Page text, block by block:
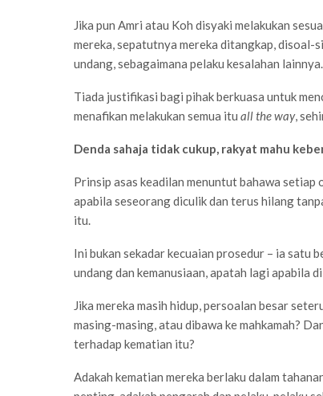
Jika pun Amri atau Koh disyaki melakukan
mereka, sepatutnya mereka ditangkap, disoal-
undang, sebagaimana pelaku kesalahan lainnya.
Tiada justifikasi bagi pihak berkuasa untuk
menafikan melakukan semua itu all the way,
Denda sahaja tidak cukup, rakyat mahu
Prinsip asas keadilan menuntut bahawa
apabila seseorang diculik dan terus hilang
itu.
Ini bukan sekadar kecuaian prosedur – ia satu
undang dan kemanusiaan, apatah lagi apabila
Jika mereka masih hidup, persoalan besar
masing-masing, atau dibawa ke mahkamah?
terhadap kematian itu?
Adakah kematian mereka berlaku dalam